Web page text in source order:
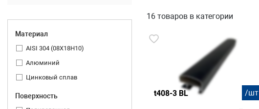
Материал
AISI 304 (08Х18Н10)
Алюминий
Цинковый сплав
Поверхность
16 товаров в категории
t408-3 BL /шт